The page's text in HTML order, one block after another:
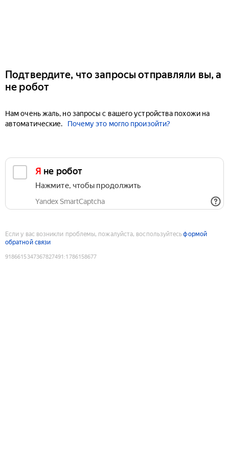
Подтвердите, что запросы отправляли вы, а
не робот
Нам очень жаль, но запросы с вашего устройства похожи на
автоматические.
Почему это могло произойти?
Я не робот
Нажмите, чтобы продолжить
Yandex SmartCaptcha
Если у вас возникли проблемы, пожалуйста, воспользуйтесьформой
обратной связи
9186615347367827491 :1786158677